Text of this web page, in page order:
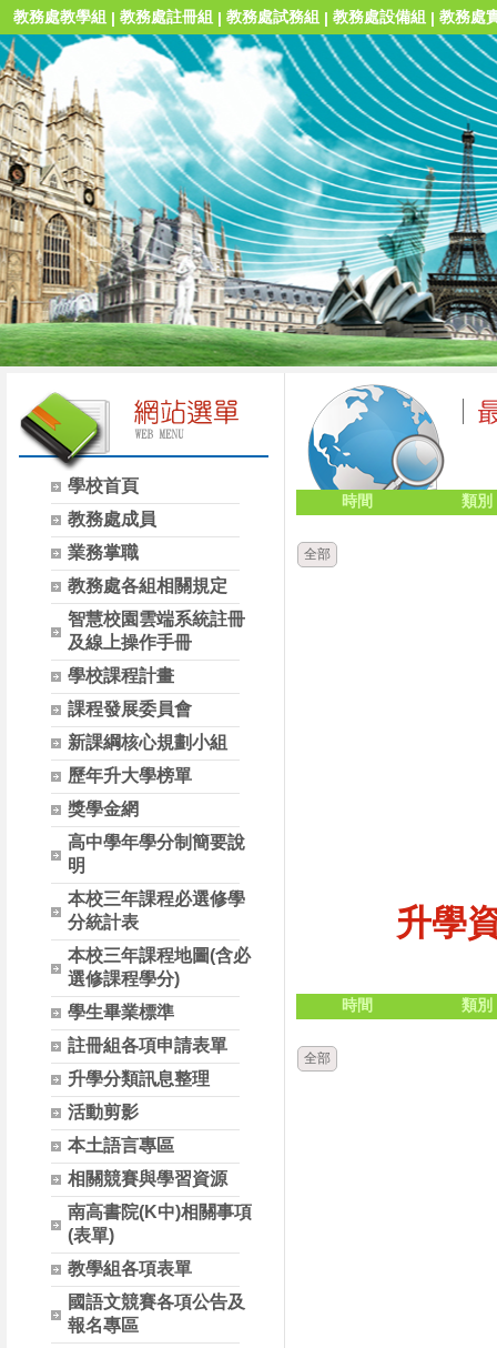
教務處教學組 | 教務處註冊組 | 教務處試務組 | 教務處設備組 | 教務處
學校首頁
教務處成員
業務掌職
教務處各組相關規定
智慧校園雲端系統註冊
及線上操作手冊
學校課程計畫
課程發展委員會
新課綱核心規劃小組
歷年升大學榜單
獎學金網
高中學年學分制簡要說
明
本校三年課程必選修學
分統計表
本校三年課程地圖(含必
選修課程學分)
學生畢業標準
註冊組各項申請表單
升學分類訊息整理
活動剪影
本土語言專區
相關競賽與學習資源
南高書院(K中)相關事項
(表單)
教學組各項表單
國語文競賽各項公告及
報名專區
時間 類別
全部
升學
時間 類別
全部